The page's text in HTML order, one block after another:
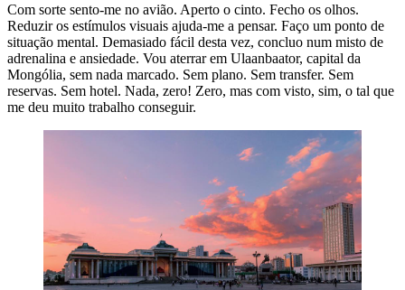
Com sorte sento-me no avião. Aperto o cinto. Fecho os olhos.
Reduzir os estímulos visuais ajuda-me a pensar. Faço um ponto de
situação mental. Demasiado fácil desta vez, concluo num misto de
adrenalina e ansiedade. Vou aterrar em Ulaanbaator, capital da
Mongólia, sem nada marcado. Sem plano. Sem transfer. Sem
reservas. Sem hotel. Nada, zero! Zero, mas com visto, sim, o tal que
me deu muito trabalho conseguir.